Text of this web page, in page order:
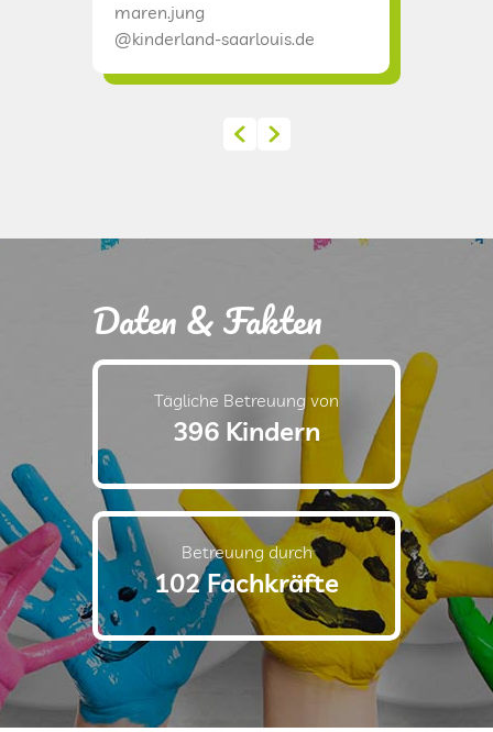
maren.jung
@kinderland-saarlouis.de
Daten & Fakten
Tägliche Betreuung von
396 Kindern
Betreuung durch
102 Fachkräfte